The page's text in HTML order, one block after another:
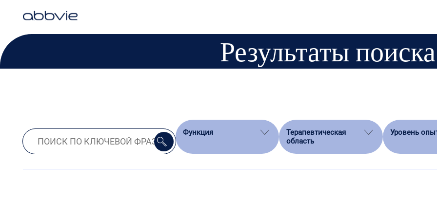
Результаты поиска
Функция
Терапевтическая
область
Уровень